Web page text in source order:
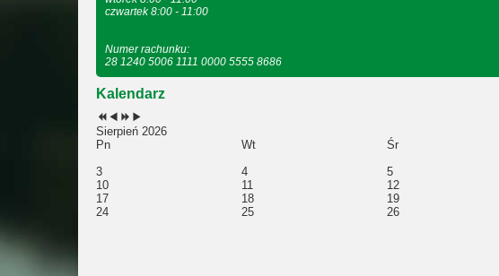
czwartek 8:00 - 11:00
Numer rachunku:
28 1240 5006 1111 0000 5555 8686
Kalendarz
Sierpień 2026
Pn
Wt Śr
3
4 5
10
11 12
17
18 19
24
25 26